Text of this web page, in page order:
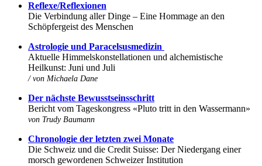
Reflexe/Reflexionen
Die Verbindung aller Dinge – Eine Hommage an den
Schöpfergeist des Menschen
Astrologie und Paracelsusmedizin
Aktuelle Himmelskonstellationen und alchemistische
Heilkunst: Juni und Juli
/ von Michaela Dane
Der nächste Bewusstseinsschritt
Bericht vom Tageskongress «Pluto tritt in den Wassermann»
von Trudy Baumann
Chronologie der letzten zwei Monate
Die Schweiz und die Credit Suisse: Der Niedergang einer
morsch gewordenen Schweizer Institution